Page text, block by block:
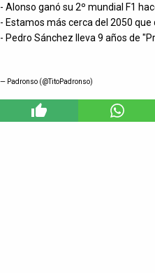
- Alonso ganó su 2º mundial F1
- Estamos más cerca del 2050 que
- Pedro Sánchez lleva 9 años de
— Padronso (@TitoPadronso)